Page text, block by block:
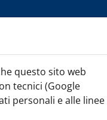
Iscriviti alla Newsletter
questo sito web
tecnici (Google
personali e alle linee